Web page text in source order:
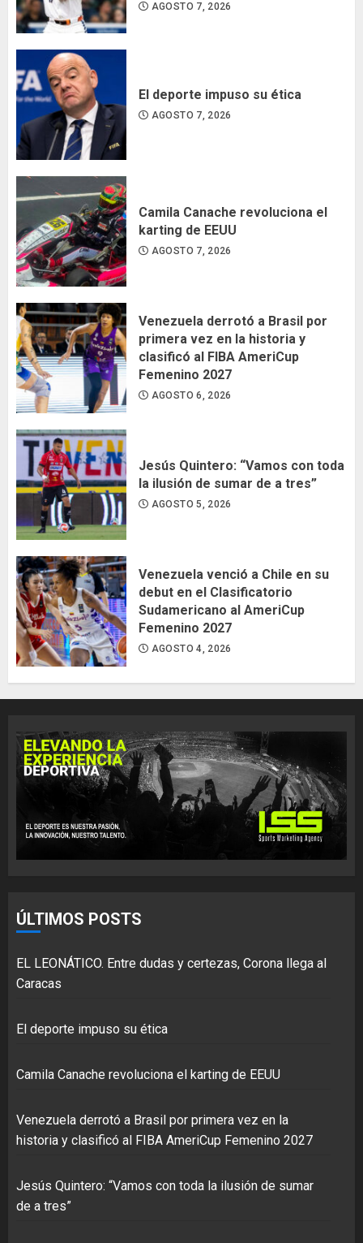
AGOSTO 7, 2026
El deporte impuso su ética
AGOSTO 7, 2026
Camila Canache revoluciona el
karting de EEUU
AGOSTO 7, 2026
Venezuela derrotó a Brasil por
primera vez en la historia y
clasificó al FIBA AmeriCup
Femenino 2027
AGOSTO 6, 2026
Jesús Quintero: “Vamos con toda
la ilusión de sumar de a tres”
AGOSTO 5, 2026
Venezuela venció a Chile en su
debut en el Clasificatorio
Sudamericano al AmeriCup
Femenino 2027
AGOSTO 4, 2026
ÚLTIMOS POSTS
EL LEONÁTICO. Entre dudas y certezas, Corona llega al
Caracas
El deporte impuso su ética
Camila Canache revoluciona el karting de EEUU
Venezuela derrotó a Brasil por primera vez en la
historia y clasificó al FIBA AmeriCup Femenino 2027
Jesús Quintero: “Vamos con toda la ilusión de sumar
de a tres”